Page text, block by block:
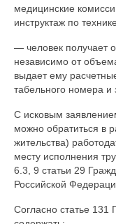
медицинские
инструктаж по
— человек получает
независимо от
выдает ему
табельного номера и
С исковым
можно обратиться в
жительства)
месту исполнения
6.3, 9 статьи 29
Российской
Согласно статье